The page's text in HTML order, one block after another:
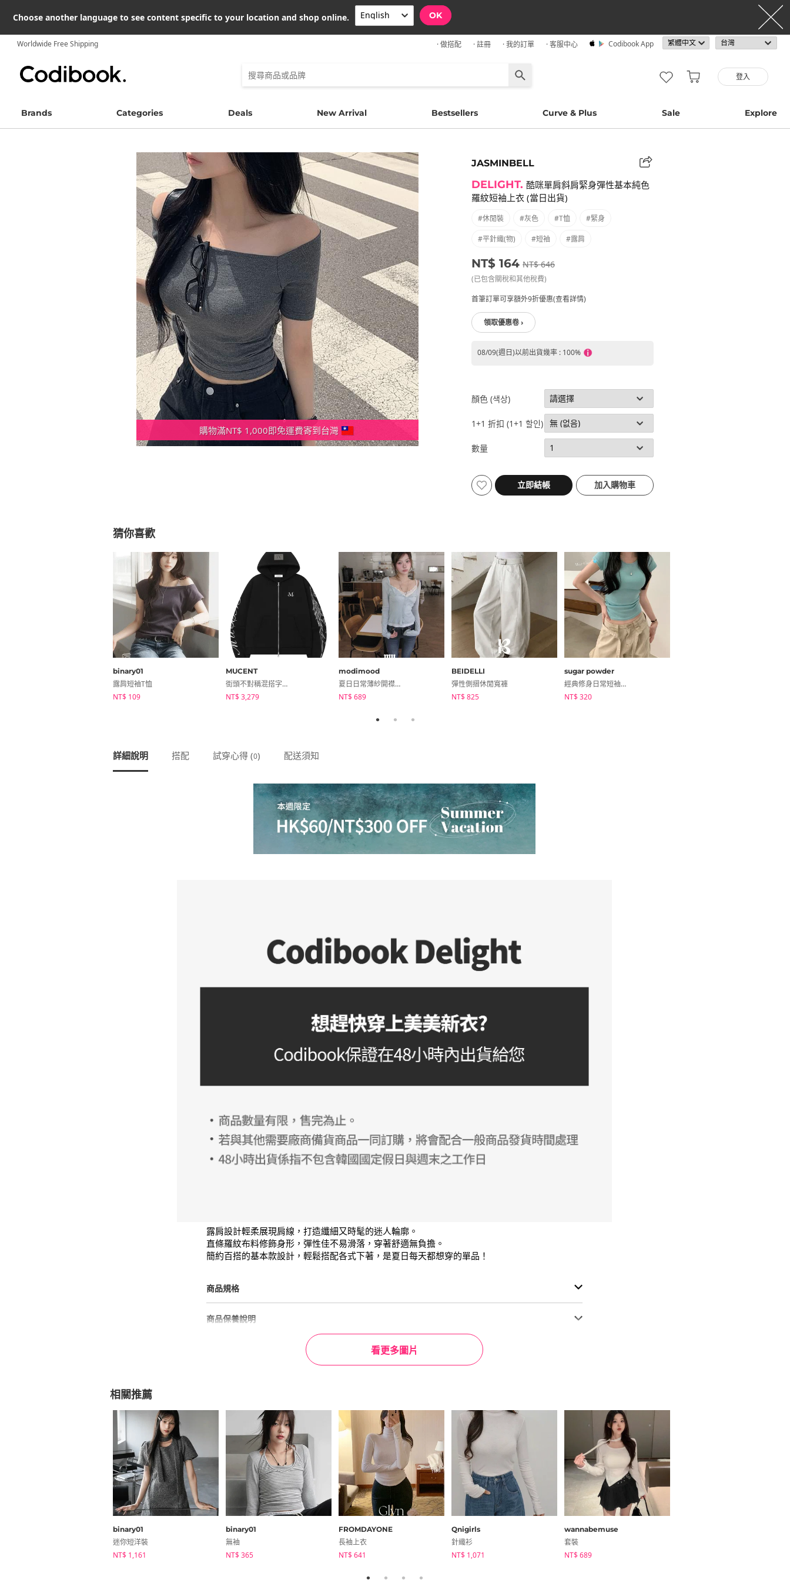
Choose another language to see content specific to your location and shop online. OK
Worldwide Free Shipping · 做搭配 · 註冊 · 我的訂單 · 客服中心 Codibook App
登入
Brands Categories Deals New Arrival Bestsellers Curve & Plus Sale Explore
購物滿NT$ 1,000即免運費寄到台灣
JASMINBELL
DELIGHT. 酷咪單肩斜肩緊身彈性基本純色
羅紋短袖上衣 (當日出貨)
#休閒裝 #灰色 #T恤 #緊身
#平針織(物) #短袖 #露肩
NT$ 164 NT$ 646
(已包含關稅和其他稅費)
首筆訂單可享額外9折優惠(查看詳情)
領取優惠卷 ›
08/09(週日)以前出貨幾率 : 100%
顏色 (색상)
1+1 折扣 (1+1 할인)
數量
猜你喜歡
binary01
露肩短袖T恤
NT$ 109
MUCENT
街頭不對稱混搭字母印花拉鍊外套
NT$ 3,279
modimood
夏日日常薄紗開襟外套
NT$ 689
BEIDELLI
彈性側摺休閒寬褲
NT$ 825
sugar powder
經典修身日常短袖T恤
NT$ 320
詳細說明 搭配 試穿心得 (0) 配送須知
看更多圖片
露肩設計輕柔展現肩線，打造纖細又時髦的迷人輪廓。
直條羅紋布料修飾身形，彈性佳不易滑落，穿著舒適無負擔。
簡約百搭的基本款設計，輕鬆搭配各式下著，是夏日每天都想穿的單品！
商品規格
商品保養說明
尺寸 肩寬 胸部 腋下袖寬 手腕袖寬
28 30.5 16 18 17 44
尺寸測量誤差介於1～3公分，皆為平放測量。
相關推薦
binary01
迷你短洋裝
NT$ 1,161
binary01
無袖
NT$ 365
FROMDAYONE
長袖上衣
NT$ 641
Qnigirls
針織衫
NT$ 1,071
wannabemuse
套裝
NT$ 689